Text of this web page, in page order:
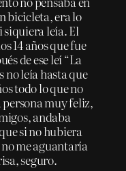
bicicleta, era lo
siquiera leía. El
14 años que fue
de ese leí “La
no leía hasta que
todo lo que no
muy feliz,
andaba
si no hubiera
me aguantaría
seguro.